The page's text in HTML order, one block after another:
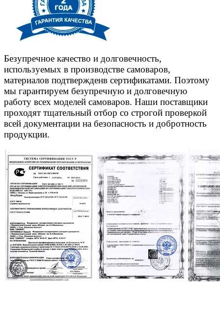
Безупречное качество и долговечность,
используемых в производстве самоваров,
материалов подтвержденв сертификатами. Поэтому
мы гарантируем безупречную и долговечную
работу всех моделей самоваров. Наши поставщики
проходят тщательный отбор со строгой проверкой
всей документации на безопасность и добротность
продукции.